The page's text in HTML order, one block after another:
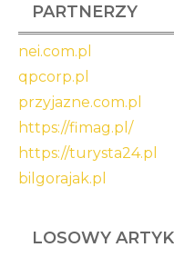
PARTNERZY
nei.com.pl
qpcorp.pl
przyjazne.com.pl
https://fimag.pl/
https://turysta24.pl
bilgorajak.pl
LOSOWY